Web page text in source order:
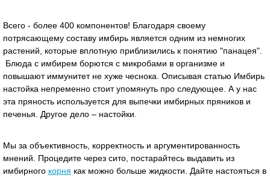
Всего - более 400 компонентов! Благодаря своему
потрясающему составу имбирь является одним из немногих
растений, которые вплотную приблизились к понятию "панацея".
Блюда с имбирем борются с микробами в организме и
повышают иммунитет не хуже чеснока. Описывая статью Имбирь
настойка непременно стоит упомянуть про следующее. А у нас
эта пряность используется для выпечки имбирных пряников и
печенья. Другое дело – настойки.
Мы за объективность, корректность и аргументированность
мнений. Процедите через сито, постарайтесь выдавить из
имбирного корня как можно больше жидкости. Дайте настояться в